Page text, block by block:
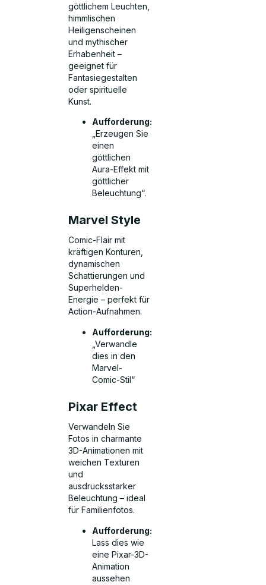
göttlichem Leuchten,
himmlischen
Heiligenscheinen
und mythischer
Erhabenheit –
geeignet für
Fantasiegestalten
oder spirituelle
Kunst.
Aufforderung:
„Erzeugen Sie
einen
göttlichen
Aura-Effekt mit
göttlicher
Beleuchtung“.
Marvel Style
Comic-Flair mit
kräftigen Konturen,
dynamischen
Schattierungen und
Superhelden-
Energie – perfekt für
Action-Aufnahmen.
Aufforderung:
„Verwandle
dies in den
Marvel-
Comic-Stil“
Pixar Effect
Verwandeln Sie
Fotos in charmante
3D-Animationen mit
weichen Texturen
und
ausdrucksstarker
Beleuchtung – ideal
für Familienfotos.
Aufforderung:
Lass dies wie
eine Pixar-3D-
Animation
aussehen